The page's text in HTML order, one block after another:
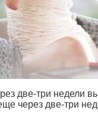
две-три недели
через две-три